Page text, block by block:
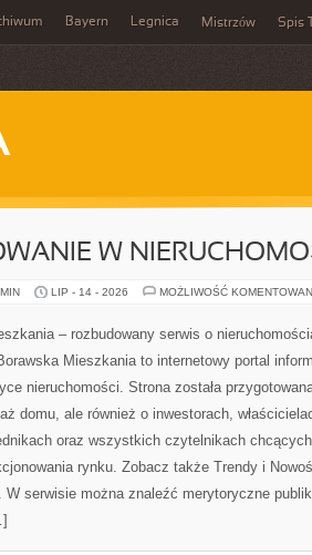
Bayern Legnica Mistrzów Spis
W
LIP - 14 - 2026 MOŻLIWOŚĆ
– rozbudowany serwis o
Mieszkania to internetowy portal
nieruchomości. Strona została
domu, ale również o inwestorach,
oraz wszystkich czytelnikach
rynku. Zobacz także Trendy i
W serwisie można znaleźć merytoryczne